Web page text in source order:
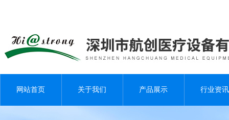
网站首页 关于我们 产品展示 行业资讯